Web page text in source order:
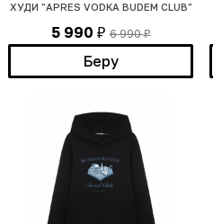
ХУДИ "APRES VODKA BUDEM CLUB"
5 990 ₽ 6 990₽
Беру